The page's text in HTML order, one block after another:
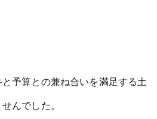
予算との兼ね合いを満足する土
んでした。